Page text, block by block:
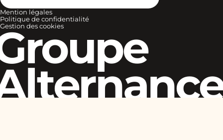
Mention légales
Politique de confidentialité
Gestion des cookies